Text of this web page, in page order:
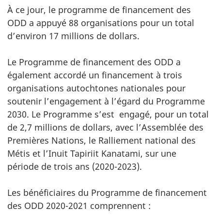
À ce jour, le programme de financement des
ODD a appuyé 88 organisations pour un total
d’environ 17 millions de dollars.
Le Programme de financement des ODD a
également accordé un financement à trois
organisations autochtones nationales pour
soutenir l’engagement à l’égard du Programme
2030. Le Programme s’est engagé, pour un total
de 2,7 millions de dollars, avec l’Assemblée des
Premières Nations, le Ralliement national des
Métis et l’Inuit Tapiriit Kanatami, sur une
période de trois ans (2020-2023).
Les bénéficiaires du Programme de financement
des ODD 2020-2021 comprennent :